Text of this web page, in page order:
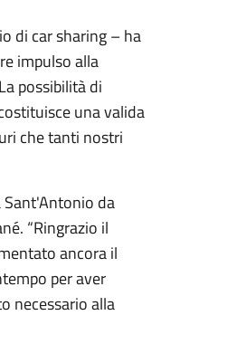
di car sharing – ha
impulso alla
possibilità di
una valida
che tanti nostri
Sant'Antonio da
“Ringrazio il
ancora il
per aver
necessario alla